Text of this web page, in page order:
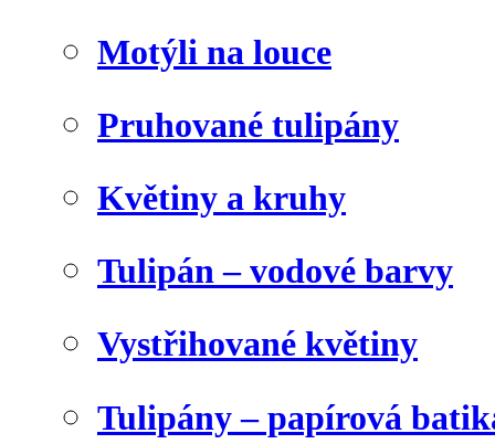
Motýli na louce
Pruhované tulipány
Květiny a kruhy
Tulipán – vodové barvy
Vystřihované květiny
Tulipány – papírová